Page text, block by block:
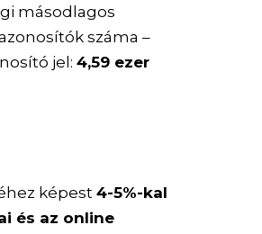
másodlagos
száma –
jel:4,59 ezer
képest4-5%-kal
és az online